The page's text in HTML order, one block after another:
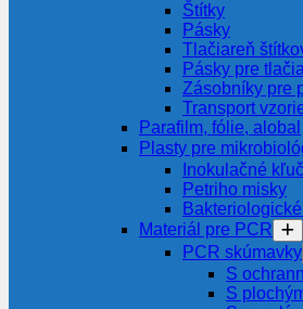
Štítky
Pásky
Tlačiareň
Pásky pre
Zásobníky pre
Transport
Parafilm, fólie, alobal
Plasty pre
Inokulačné
Petriho misky
Materiál pre PCR
PCR skúmavky
S
S